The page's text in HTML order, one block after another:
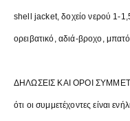
shell jacket, δοχείο νερού 1-
ορειβατικό, αδιά-βροχο,
ΔΗΛΩΣΕΙΣ ΚΑΙ ΟΡΟΙ
ότι οι συμμετέχοντες είναι